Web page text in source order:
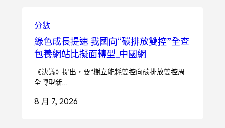
分數
綠色成長提速 我國向“碳排放雙控”全查
包養網站比擬面轉型_中國網
《決議》提出，要“樹立能耗雙控向碳排放雙控周
全轉型新…
8 月 7, 2026